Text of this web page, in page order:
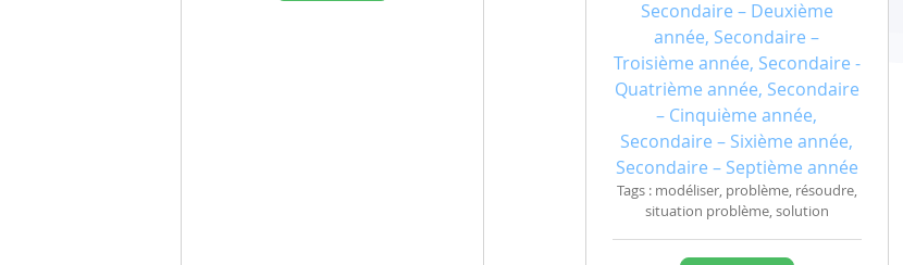
Secondaire – Deuxième
année, Secondaire –
Troisième année, Secondaire -
Quatrième année, Secondaire
– Cinquième année,
Secondaire – Sixième année,
Secondaire – Septième année
Tags : modéliser, problème, résoudre,
situation problème, solution